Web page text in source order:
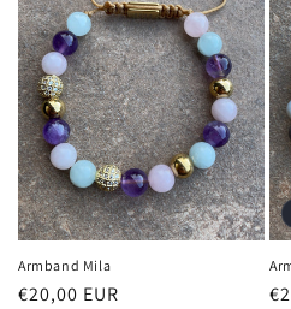
Armband Mila
Normale
€20,00 EUR